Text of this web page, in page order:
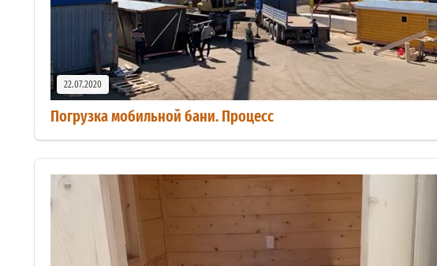
22.07.2020
Погрузка мобильной бани. Процесс